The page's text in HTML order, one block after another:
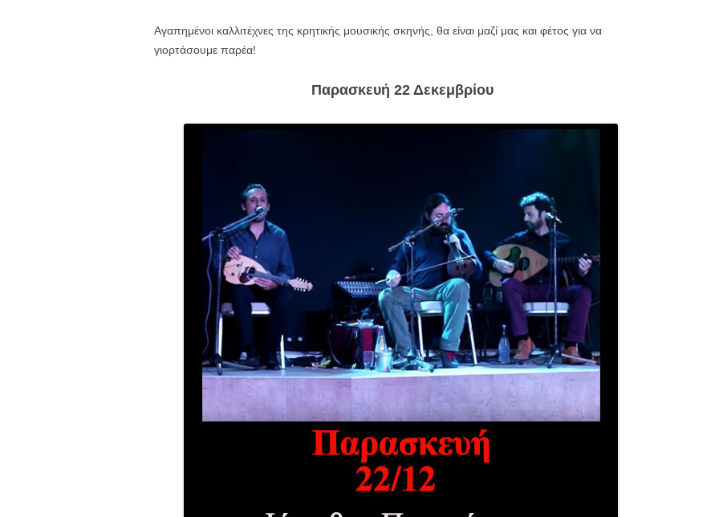
Αγαπημένοι καλλιτέχνες της κρητικής μουσικής σκηνής, θα είναι μαζί μας και φέτος για να
γιορτάσουμε παρέα!
Παρασκευή 22 Δεκεμβρίου